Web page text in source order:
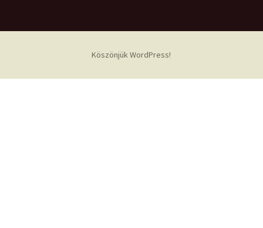
Köszönjük WordPress!